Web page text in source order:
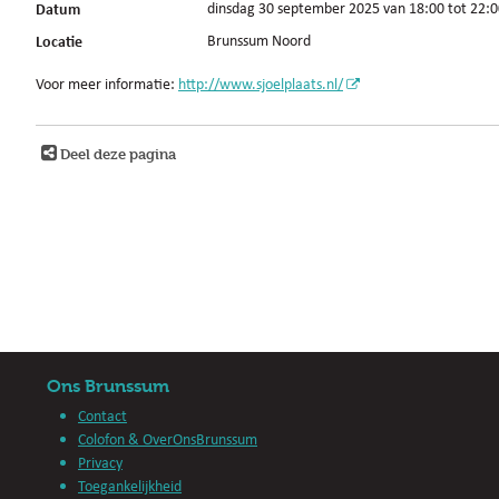
Datum dinsdag 30 september 2025 van 18:00 tot
Locatie Brunssum Noord
Voor meer informatie: http://www.sjoelplaats.nl/
Deel deze pagina
Ons Brunssum
Contact
Colofon & OverOnsBrunssum
Privacy
Toegankelijkheid